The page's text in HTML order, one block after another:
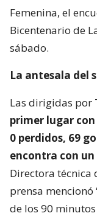
Femenina, el
Bicentenario de
sábado.
La antesala del
Las dirigidas por
primer lugar
0 perdidos, 69
encontra con
Directora técnica
prensa
de los 90